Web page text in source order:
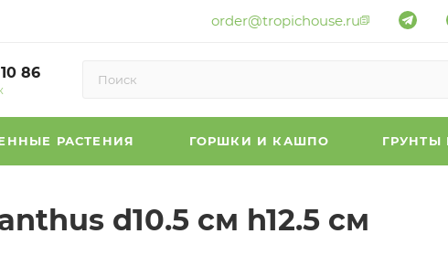
order@tropichouse.ru
86
РАСТЕНИЯ ГОРШКИ И КАШПО ГРУНТЫ
d10.5 см h12.5 см